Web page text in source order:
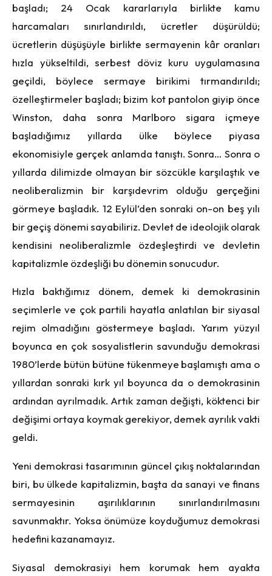
başladı; 24 Ocak kararlarıyla birlikte kamu
harcamaları sınırlandırıldı, ücretler düşürüldü;
ücretlerin düşüşüyle birlikte sermayenin kâr oranları
hızla yükseltildi, serbest döviz kuru uygulamasına
geçildi, böylece sermaye birikimi tırmandırıldı;
özelleştirmeler başladı; bizim kot pantolon giyip önce
Winston, daha sonra Marlboro sigara içmeye
başladığımız yıllarda ülke böylece piyasa
ekonomisiyle gerçek anlamda tanıştı. Sonra… Sonra o
yıllarda dilimizde olmayan bir sözcükle karşılaştık ve
neoliberalizmin bir karşıdevrim olduğu gerçeğini
görmeye başladık. 12 Eylül’den sonraki on-on beş yılı
bir geçiş dönemi sayabiliriz. Devlet de ideolojik olarak
kendisini neoliberalizmle özdeşleştirdi ve devletin
kapitalizmle özdeşliği bu dönemin sonucudur.
Hızla baktığımız dönem, demek ki demokrasinin
seçimlerle ve çok partili hayatla anlatılan bir siyasal
rejim olmadığını göstermeye başladı. Yarım yüzyıl
boyunca en çok sosyalistlerin savunduğu demokrasi
1980’lerde bütün bütüne tükenmeye başlamıştı ama o
yıllardan sonraki kırk yıl boyunca da o demokrasinin
ardından ayrılmadık. Artık zaman değişti, köktenci bir
değişimi ortaya koymak gerekiyor, demek ayrılık vakti
geldi.
Yeni demokrasi tasarımının güncel çıkış noktalarından
biri, bu ülkede kapitalizmin, başta da sanayi ve finans
sermayesinin aşırılıklarının sınırlandırılmasını
savunmaktır. Yoksa önümüze koyduğumuz demokrasi
hedefini kazanamayız.
Siyasal demokrasiyi hem korumak hem ayakta